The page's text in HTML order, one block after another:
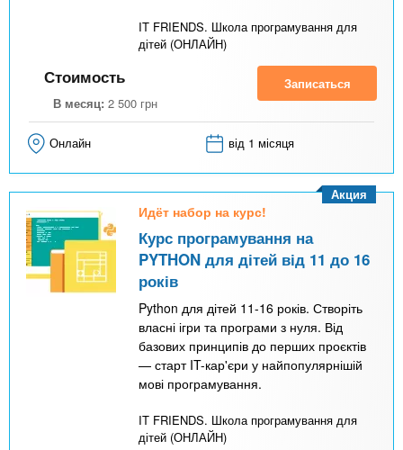
IT FRIENDS. Школа програмування для
дітей (ОНЛАЙН)
Стоимость
В месяц: 2 500 грн
Записаться
Онлайн від 1 місяця
Идёт набор на курс!
Курс програмування на
PYTHON для дітей від 11 до 16
років
Python для дітей 11-16 років. Створіть
власні ігри та програми з нуля. Від
базових принципів до перших проєктів
— старт IT-кар'єри у найпопулярнішій
мові програмування.
IT FRIENDS. Школа програмування для
дітей (ОНЛАЙН)
Акция